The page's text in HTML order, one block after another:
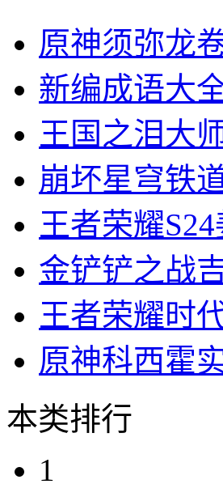
原神须弥龙
新编成语大
王国之泪大
崩坏星穹铁
王者荣耀
金铲铲之战
王者荣耀时
原神科西霍
本类排行
1